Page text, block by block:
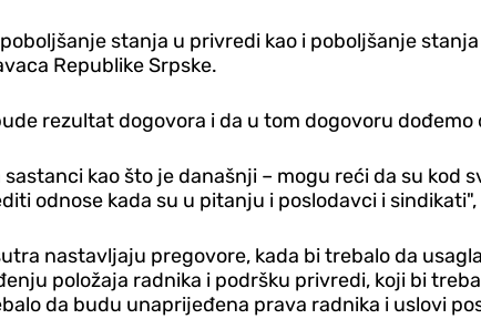
stanja u privredi kao i poboljšanje
Republike Srpske.
rezultat dogovora i da u tom dogovoru
kao što je današnji – mogu reći da su kod
odnose kada su u pitanju i poslodavci i
nastavljaju pregovore, kada bi trebalo da
položaja radnika i podršku privredi, koji bi
da budu unaprijeđena prava radnika i uslovi